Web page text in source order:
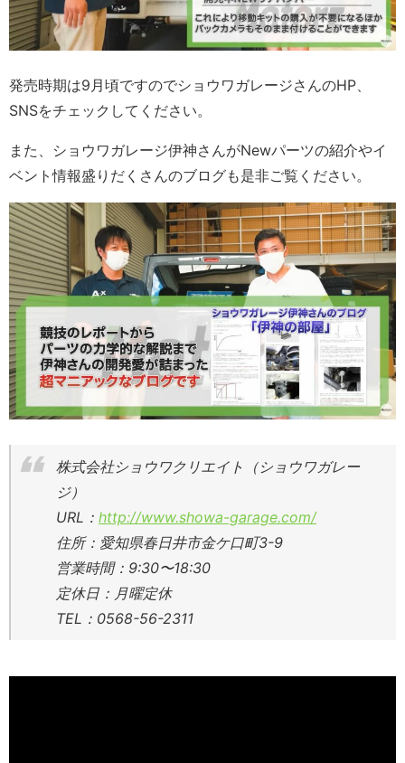
発売時期は9月頃ですのでショウワガレージさんのHP、
SNSをチェックしてください。
また、ショウワガレージ伊神さんがNewパーツの紹介やイ
ベント情報盛りだくさんのブログも是非ご覧ください。
株式会社ショウワクリエイト（ショウワガレー
ジ）
URL： http://www.showa-garage.com/
住所：愛知県春日井市金ケ口町3-9
営業時間：9:30〜18:30
定休日：月曜定休
TEL：0568-56-2311